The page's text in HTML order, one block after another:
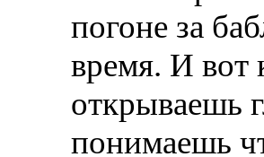
погоне за
время. И вот
открываешь
понимаешь